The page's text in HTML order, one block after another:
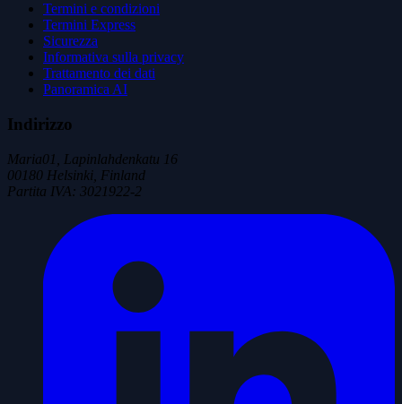
Termini e condizioni
Termini Express
Sicurezza
Informativa sulla privacy
Trattamento dei dati
Panoramica AI
Indirizzo
Maria01, Lapinlahdenkatu 16
00180 Helsinki, Finland
Partita IVA: 3021922-2